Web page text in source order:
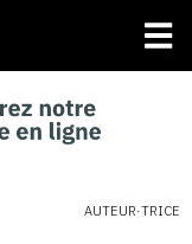
AUTEUR·TRICE